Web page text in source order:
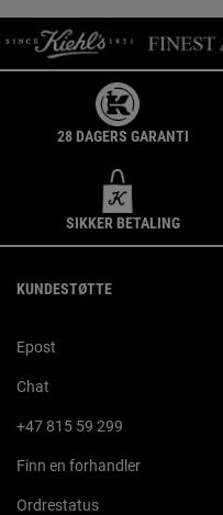
28 DAGERS GARANTI
SIKKER BETALING
KUNDESTØTTE
Epost
Chat
+47 815 59 299
Finn en forhandler
Ordrestatus